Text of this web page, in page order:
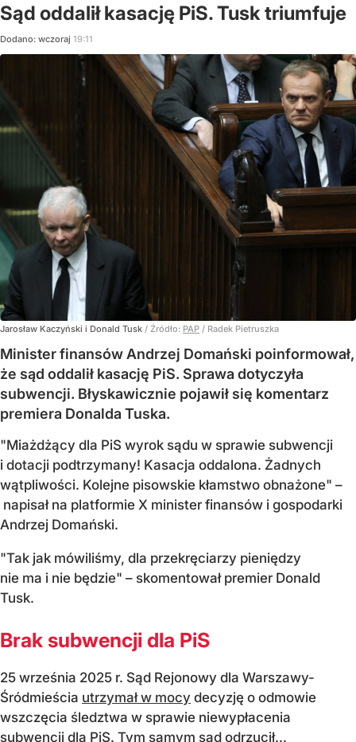
Sąd oddalił kasację PiS. Tusk triumfuje
Dodano: wczoraj 19:11
Jarosław Kaczyński i Donald Tusk / Źródło: PAP / Radek Pietruszka
Minister finansów Andrzej Domański poinformował,
że sąd oddalił kasację PiS. Sprawa dotyczyła
subwencji. Błyskawicznie pojawił się komentarz
premiera Donalda Tuska.
"Miażdżący dla PiS wyrok sądu w sprawie subwencji
i dotacji podtrzymany! Kasacja oddalona. Żadnych
wątpliwości. Kolejne pisowskie kłamstwo obnażone" –
napisał na platformie X minister finansów i gospodarki
Andrzej Domański.
"Tak jak mówiliśmy, dla przekręciarzy pieniędzy
nie ma i nie będzie" – skomentował premier Donald
Tusk.
Brak subwencji dla PiS
25 września 2025 r. Sąd Rejonowy dla Warszawy-
Śródmieścia utrzymał w mocy decyzję o odmowie
wszczęcia śledztwa w sprawie niewypłacenia
subwencji dla PiS. Tym samym sąd odrzucił...